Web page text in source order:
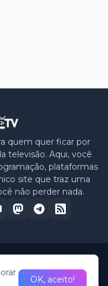
quem quer ficar por
televisão. Aqui, você
plataformas
site que traz uma
não perder nada.
Contato
OK, aceito!